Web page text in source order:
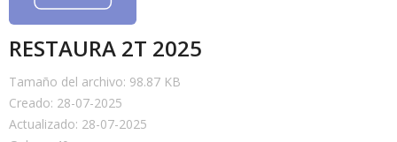
RESTAURA 2T 2025
Tamaño del archivo: 98.87 KB
Creado: 28-07-2025
Actualizado: 28-07-2025